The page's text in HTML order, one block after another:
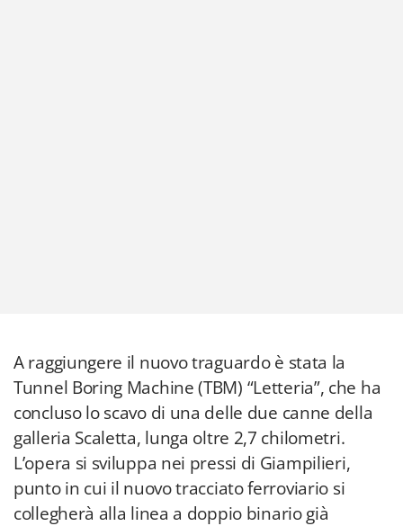
A raggiungere il nuovo traguardo è stata la
Tunnel Boring Machine (TBM) “Letteria”, che ha
concluso lo scavo di una delle due canne della
galleria Scaletta, lunga oltre 2,7 chilometri.
L’opera si sviluppa nei pressi di Giampilieri,
punto in cui il nuovo tracciato ferroviario si
collegherà alla linea a doppio binario già